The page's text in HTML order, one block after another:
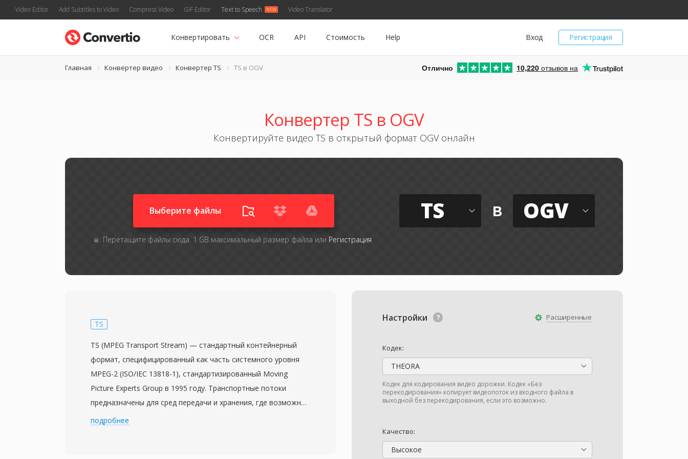
Video Editor Add Subtitles to Video Compress Video GIF Editor Text to Speech Video Translator
Регистрация
Вход
Конвертировать OCR API Стоимость Help
Главная Конвертер видео Конвертер TS TS в OGV Отлично 10,220 отзывов на
Конвертер TS в OGV
Конвертируйте видео TS в открытый формат OGV онлайн
Выберите файлы
Перетащите файлы сюда. 1 GB максимальный размер файла или Регистрация
TS в OGV
Расширенные
Настройки
Кодек:
THEORA
Кодек для кодирования видео дорожки. Кодек «Без
перекодирования» копирует видеопоток из входного файла в
выходной без перекодирования, если это возможно.
Качество:
Высокое
TS
TS (MPEG Transport Stream) — стандартный контейнерный
формат, специфицированный как часть системного уровня
MPEG-2 (ISO/IEC 13818-1), стандартизированный Moving
Picture Experts Group в 1995 году. Транспортные потоки
предназначены для сред передачи и хранения, где возможны
потери или повреждения данных, — телевещание,
подробнее